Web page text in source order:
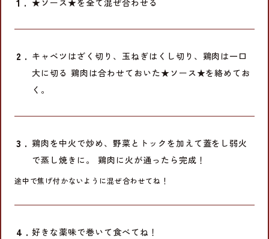
★ソース★を全て混ぜ合わせる
キャベツはざく切り、玉ねぎはくし切り、鶏肉は一口
大に切る 鶏肉は合わせておいた★ソース★を絡めてお
く。
鶏肉を中火で炒め、野菜とトックを加えて蓋をし弱火
で蒸し焼きに。 鶏肉に火が通ったら完成！
途中で焦げ付かないように混ぜ合わせてね！
好きな薬味で巻いて食べてね！